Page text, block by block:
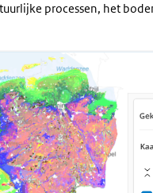
processen, het